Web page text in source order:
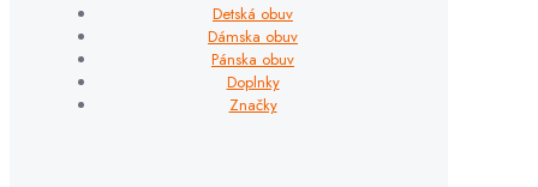
Detská obuv
Dámska obuv
Pánska obuv
Doplnky
Značky